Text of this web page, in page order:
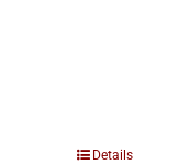
Details